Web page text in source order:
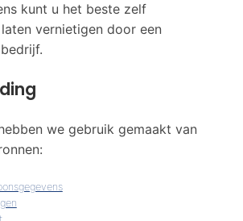
kunt u het beste zelf
vernietigen door een
we gebruik gemaakt van